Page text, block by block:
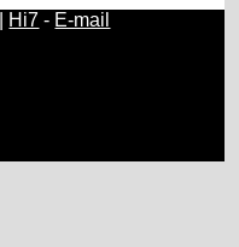
Hi7 - E-mail